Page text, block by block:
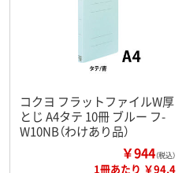
コクヨ フラットファイルW厚
とじ A4タテ 10冊 ブルー フ-
W10NB（わけあり品）
￥944（税込）
1冊あたり ￥94.4